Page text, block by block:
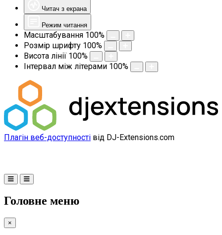
Читач з екрана
Режим читання
Масштабування 100%
Розмір шрифту 100%
Висота лінії 100%
Інтервал між літерами 100%
Плагін веб-доступності від DJ-Extensions.com
Головне меню
×